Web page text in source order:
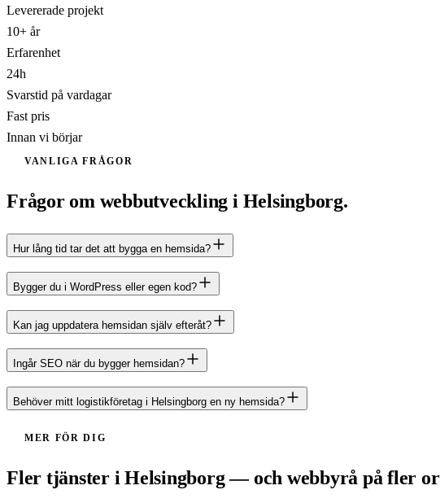
Levererade projekt
10+ år
Erfarenhet
24h
Svarstid på vardagar
Fast pris
Innan vi börjar
VANLIGA FRÅGOR
Frågor om webbutveckling i Helsingborg.
Hur lång tid tar det att bygga en hemsida?
Bygger du i WordPress eller egen kod?
Kan jag uppdatera hemsidan själv efteråt?
Ingår SEO när du bygger hemsidan?
Behöver mitt logistikföretag i Helsingborg en ny hemsida?
MER FÖR DIG
Fler tjänster i Helsingborg — och webbyrå på fler